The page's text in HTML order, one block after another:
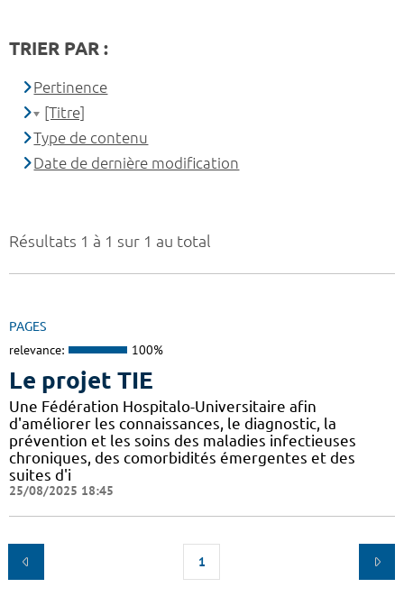
Résultats 1 à 1 sur 1 au total
PAGES
relevance: 100%
Le projet TIE
Une Fédération Hospitalo-Universitaire afin
d'améliorer les connaissances, le diagnostic, la
prévention et les soins des maladies infectieuses
chroniques, des comorbidités émergentes et des
suites d'i
25/08/2025 18:45
1
TRIER PAR :
Pertinence
[Titre]
Type de contenu
Date de dernière modification